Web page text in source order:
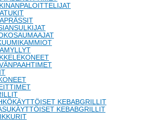
KEBABGRILLIT
KEBABGRILLIT